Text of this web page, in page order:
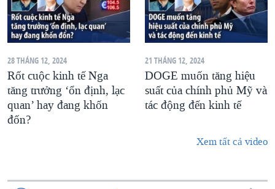
28 THÁNG 12, 2024
Rốt cuộc kinh tế Nga
tăng trưởng ‘ổn định, lạc
quan’ hay đang khốn
đốn?
21 THÁNG 12, 2024
DOGE muốn tăng hiệu
suất của chính phủ Mỹ và
tác động đến kinh tế
Xem tất cả video